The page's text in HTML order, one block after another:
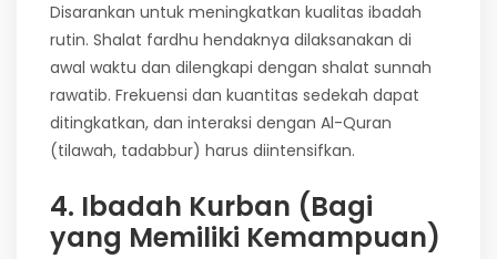
Disarankan untuk meningkatkan kualitas ibadah
rutin. Shalat fardhu hendaknya dilaksanakan di
awal waktu dan dilengkapi dengan shalat sunnah
rawatib. Frekuensi dan kuantitas sedekah dapat
ditingkatkan, dan interaksi dengan Al-Quran
(tilawah, tadabbur) harus diintensifkan.
4. Ibadah Kurban (Bagi
yang Memiliki Kemampuan)